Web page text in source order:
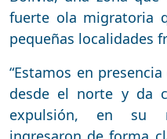
fuerte ola migratoria
pequeñas localidades
“Estamos en
desde el norte y da
expulsión, en su